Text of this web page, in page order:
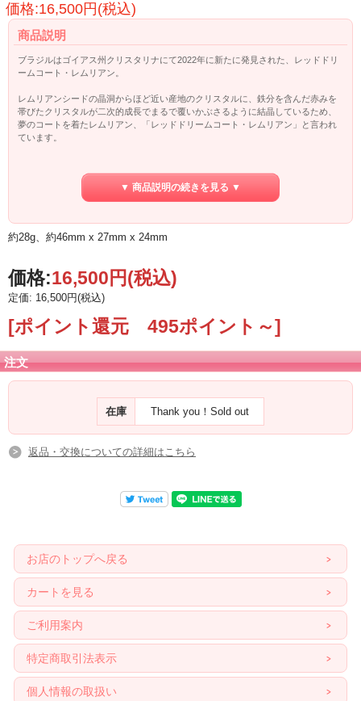
価格:16,500円(税込)
商品説明
ブラジルはゴイアス州クリスタリナにて2022年に新たに発見された、レッドドリ
ームコート・レムリアン。
レムリアンシードの晶洞からほど近い産地のクリスタルに、鉄分を含んだ赤みを
帯びたクリスタルが二次的成長でまるで覆いかぶさるように結晶しているため、
夢のコートを着たレムリアン、「レッドドリームコート・レムリアン」と言われ
ています。
にひとつになり、調和を生み出しているのです。自己の内なる調和と、この地球
上に生きる全ての生きとし生けるものとの調和を歌うレムリアンです。
ちら ☆
▼ 商品説明の続きを見る ▼
約28g、約46mm x 27mm x 24mm
価格:16,500円(税込)
定価: 16,500円(税込)
[ポイント還元 495ポイント～]
注文
在庫 Thank you！Sold out
返品・交換についての詳細はこちら
お店のトップへ戻る
カートを見る
ご利用案内
特定商取引法表示
個人情報の取扱い